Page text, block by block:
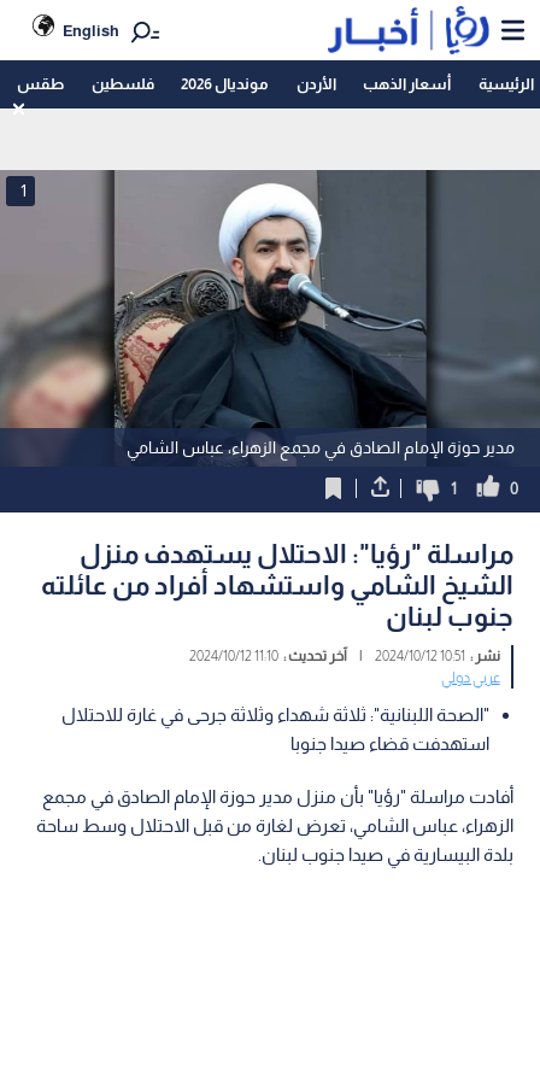
English
الرئيسية أسعار الذهب الأردن مونديال 2026 فلسطين طقس
مدير حوزة الإمام الصادق في مجمع الزهراء، عباس الشامي
1
0
1
مراسلة "رؤيا": الاحتلال يستهدف منزل
الشيخ الشامي واستشهاد أفراد من عائلته
جنوب لبنان
نشر : 10:51 2024/10/12
| آخر تحديث :11:10 2024/10/12
عربي دولي
"الصحة اللبنانية": ثلاثة شهداء وثلاثة جرحى في غارة للاحتلال
استهدفت قضاء صيدا جنوبا
أفادت مراسلة "رؤيا" بأن منزل مدير حوزة الإمام الصادق في مجمع
الزهراء، عباس الشامي، تعرض لغارة من قبل الاحتلال وسط ساحة
بلدة البيسارية في صيدا جنوب لبنان.